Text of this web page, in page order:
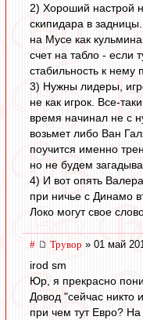
2) Хороший настрой
скипидара в
на Мусе как
счет на табло - если
стабильность к
3) Нужны лидеры,
не как игрок. Все-
время начинал не с
возьмет либо Ван
поучится именно
но не будем
4) И вот опять
при ничье с Динамо
Локо могут свое
# Трувор » 01 май
irod sm
Юр, я прекрасно
Довод "сейчас никто
при чем тут Евро?